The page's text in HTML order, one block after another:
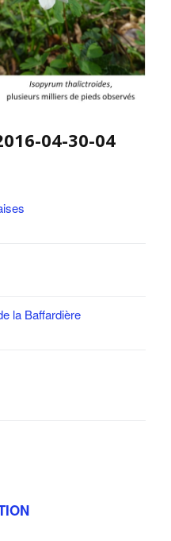
04-30-04
la Baffardière